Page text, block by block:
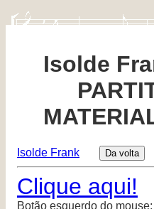
Isolde
Isolde Frank
Clique aqui!
Botão esquerdo do